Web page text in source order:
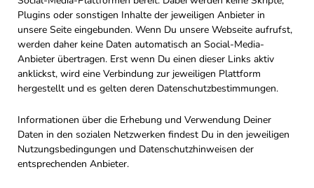
Plugins oder sonstigen Inhalte der jeweiligen Anbieter in
unsere Seite eingebunden. Wenn Du unsere Webseite aufrufst,
werden daher keine Daten automatisch an Social-Media-
Anbieter übertragen. Erst wenn Du einen dieser Links aktiv
anklickst, wird eine Verbindung zur jeweiligen Plattform
hergestellt und es gelten deren Datenschutzbestimmungen.
Informationen über die Erhebung und Verwendung Deiner
Daten in den sozialen Netzwerken findest Du in den jeweiligen
Nutzungsbedingungen und Datenschutzhinweisen der
entsprechenden Anbieter.